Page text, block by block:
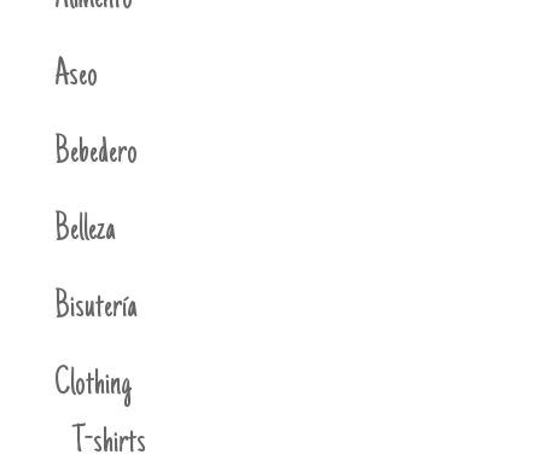
Aseo
Bebedero
Belleza
Bisutería
Clothing
T-shirts